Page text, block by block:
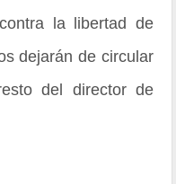
la libertad de
dejarán de circular
del director de